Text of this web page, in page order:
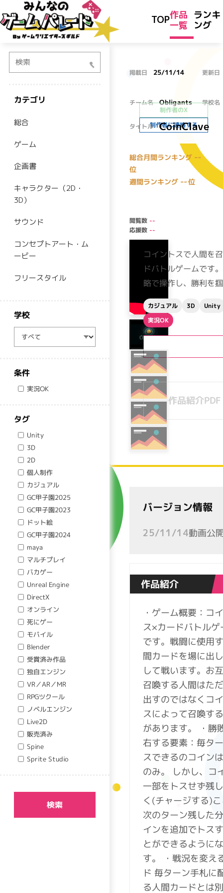
TOP作品
一覧
ランキ
ング
検索
カテゴリ
総合
ゲーム
企画書
キャラクター（2D・
3D）
サウンド
コンセプトアート・ム
ービー
フリースタイル
学校
学校
条件
実況OK
タグ
Unity
3D
2D
個人制作
カジュアル
GC甲子園2025
GC甲子園2023
ドット絵
GC甲子園2024
maya
マルチプレイ
バカゲー
Unreal Engine
DirectX
オンライン
死にゲー
モバイル
Blender
受賞済み作品
独自エンジン
VR／AR／MR
RPGツクール
ノベルエンジン
Live2D
販売済み
Spine
Sprite Studio
検索
掲載日 25/11/14 更新日
チーム名 Obligants 学校名
タイトル CoinClave
制作者のX
制作者に連絡する
総合月間ランキング --
位
週間ランキング --位
閲覧数 --
応援数 --
コイントスで人間を
ドバトルゲームです
略で操作し、勝利を
カジュアル 3D Unity
実況OK
作品紹介PDF
バージョン情報
25/11/14動画公
作品紹介
・ゲーム概要：コ
ス×カードバトルゲ
です。戦闘に使用
間カードを場に出
して戦います。お
召喚する人間はた
出すのではなくコ
スによって召喚す
があります。 ・勝
右する要素：毎タ
スできるのコイン
のみ。 しかし、コ
一部をトスせず残
く(チャージする)
次のターン残した
インを追加でトス
とができるように
す。 ・戦況を変え
ド 毎ターン手札に
る人間カードとは